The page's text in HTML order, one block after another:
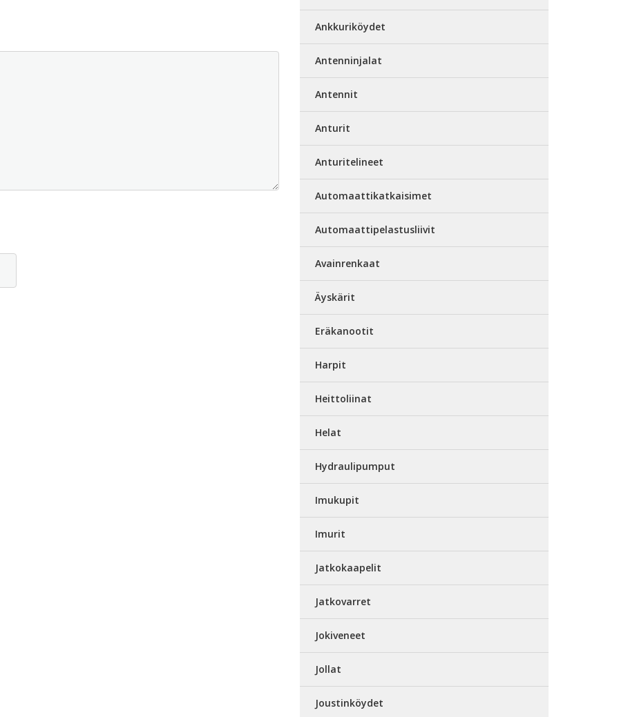
Ankkuriköydet
Antenninjalat
Antennit
Anturit
Anturitelineet
Automaattikatkaisimet
Automaattipelastusliivit
Avainrenkaat
Äyskärit
Eräkanootit
Harpit
Heittoliinat
Helat
Hydraulipumput
Imukupit
Imurit
Jatkokaapelit
Jatkovarret
Jokiveneet
Jollat
Joustinköydet